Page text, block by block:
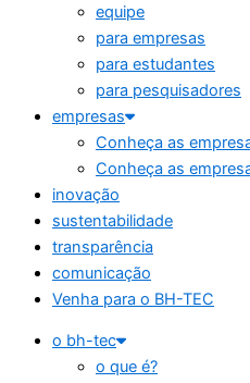
equipe
para empresas
para estudantes
para pesquisadores
empresas
Conheça as
Conheça as
inovação
sustentabilidade
transparência
comunicação
Venha para o BH-TEC
o bh-tec
o que é?